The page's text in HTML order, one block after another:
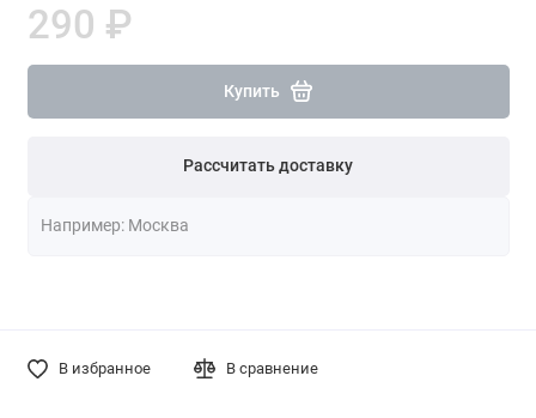
290 ₽
Купить
Рассчитать доставку
В избранное В сравнение